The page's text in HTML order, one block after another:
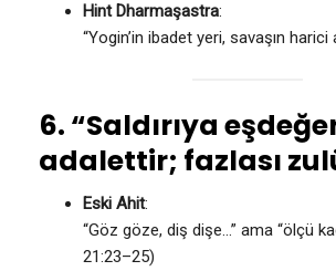
Hint Dharmaşastra:
“Yogin’in ibadet yeri, savaşın harici
6. “Saldırıya
adalettir; fazlası
Eski Ahit:
“Göz göze, diş dişe…” ama “ölçü
21:23–25)